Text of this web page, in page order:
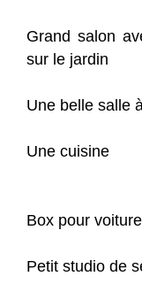
Grand salon
sur le jardin
Une belle salle
Une cuisine
Box pour
Petit studio de